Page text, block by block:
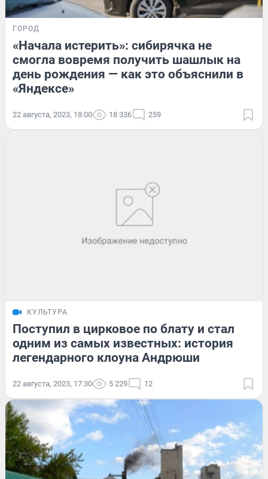
ГОРОД
«Начала истерить»: сибирячка не
смогла вовремя получить шашлык на
день рождения — как это объяснили в
«Яндексе»
22 августа, 2023, 18:00 18 336 259
КУЛЬТУРА
Поступил в цирковое по блату и стал
одним из самых известных: история
легендарного клоуна Андрюши
22 августа, 2023, 17:30 5 229 12